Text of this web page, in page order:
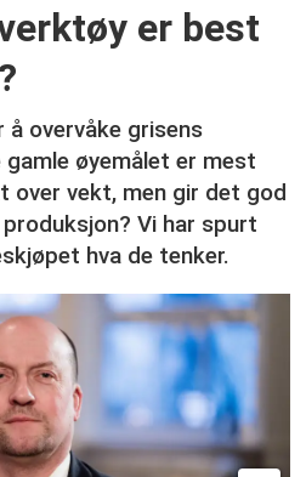
er best
overvåke grisens
øyemålet er mest
over vekt, men gir det god
Vi har spurt
hva de tenker.